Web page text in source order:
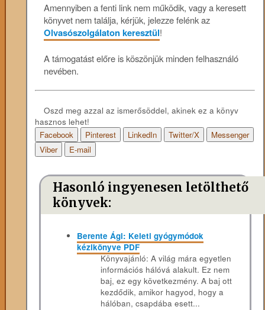
Amennyiben a fenti link nem működik, vagy a keresett
könyvet nem találja, kérjük, jelezze felénk az
Olvasószolgálaton keresztül!
A támogatást előre is köszönjük minden felhasználó
nevében.
Oszd meg azzal az ismerősöddel, akinek ez a könyv
hasznos lehet!
Facebook
Pinterest LinkedIn Twitter/X
Messenger
Viber
E-mail
Hasonló ingyenesen letölthető
könyvek:
Berente Ági: Keleti gyógymódok
kézikönyve PDF
Könyvajánló: A világ mára egyetlen
információs hálóvá alakult. Ez nem
baj, ez egy következmény. A baj ott
kezdődik, amikor hagyod, hogy a
hálóban, csapdába esett...